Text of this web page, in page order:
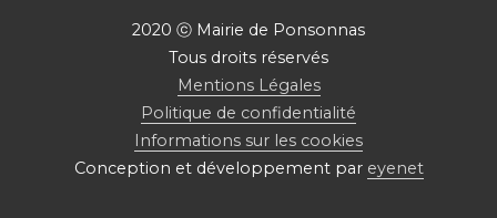
2020 ⓒ Mairie de Ponsonnas
Tous droits réservés
Mentions Légales
Politique de confidentialité
Informations sur les cookies
Conception et développement par eyenet